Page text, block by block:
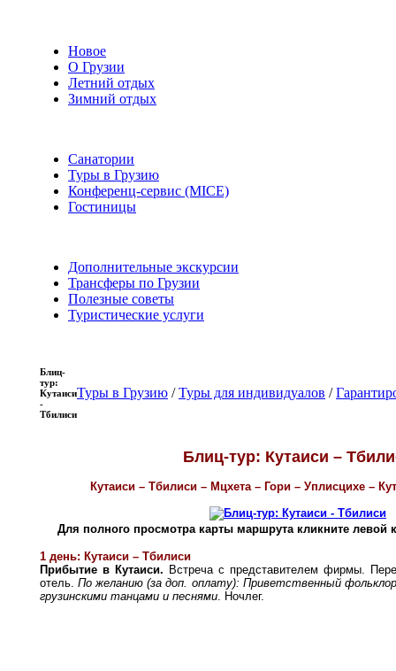
Новое
О Грузии
Летний отдых
Зимний отдых
Санатории
Туры в Грузию
Конференц-сервис (MICE)
Гостиницы
Дополнительные экскурсии
Трансферы по Грузии
Полезные советы
Туристические услуги
Блиц-
тур:
Кутаиси
-
Тбилиси
Туры в Грузию /Туры для индивидуалов /
Блиц-тур: Кутаиси –
Кутаиси – Тбилиси – Мцхета – Гори – Уплисцихе –
Для полного просмотра карты маршрута кликните
1 день: Кутаиси – Тбилиси
Прибытие в Кутаиси. Встреча с представителем фирмы.
отель.По желанию (за доп. оплату): Приветственный
грузинскими танцами и песнями. Ночлег.